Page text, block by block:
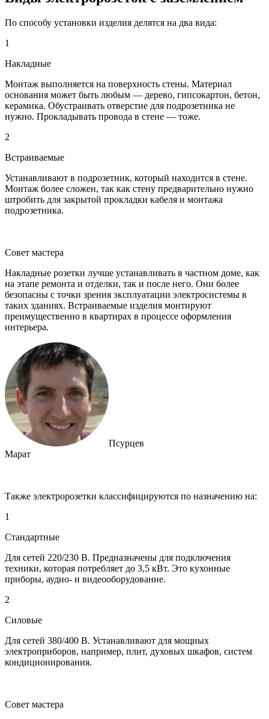
По способу установки изделия делятся на два вида:
1
Накладные
Монтаж выполняется на поверхность стены. Материал
основания может быть любым ― дерево, гипсокартон, бетон,
керамика. Обустраивать отверстие для подрозетника не
нужно. Прокладывать провода в стене ― тоже.
2
Встраиваемые
Устанавливают в подрозетник, который находится в стене.
Монтаж более сложен, так как стену предварительно нужно
штробить для закрытой прокладки кабеля и монтажа
подрозетника.
Совет мастера
Накладные розетки лучше устанавливать в частном доме, как
на этапе ремонта и отделки, так и после него. Они более
безопасны с точки зрения эксплуатации электросистемы в
таких зданиях. Встраиваемые изделия монтируют
преимущественно в квартирах в процессе оформления
интерьера.
Псурцев
Марат
Также электророзетки классифицируются по назначению на:
1
Стандартные
Для сетей 220/230 В. Предназначены для подключения
техники, которая потребляет до 3,5 кВт. Это кухонные
приборы, аудио- и видеооборудование.
2
Силовые
Для сетей 380/400 В. Устанавливают для мощных
электроприборов, например, плит, духовых шкафов, систем
кондиционирования.
Совет мастера